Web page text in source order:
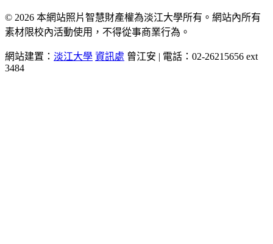
© 2026 本網站照片智慧財產權為淡江大學所有。網站內所有
素材限校內活動使用，不得從事商業行為。
網站建置： 淡江大學 資訊處 曾江安 | 電話：02-26215656 ext
3484